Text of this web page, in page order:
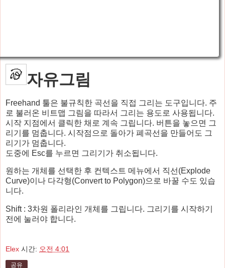
자유그림
Freehand 툴은 불규칙한 곡선을 직접 그리는 도구입니다. 주
로 불러온 비트맵 그림을 따라서 그리는 용도로 사용됩니다.
시작 지점에서 클릭한 채로 계속 그립니다. 버튼을 놓으면 그
리기를 멈춥니다. 시작점으로 돌아가 폐곡선을 만들어도 그
리기가 멈춥니다.
도중에 Esc를 누르면 그리기가 취소됩니다.
원하는 개체를 선택한 후 컨텍스트 메뉴에서 직선(Explode
Curve)이나 다각형(Convert to Polygon)으로 바꿀 수도 있습
니다.
Shift : 3차원 폴리라인 개체를 그립니다. 그리기를 시작하기
전에 눌러야 합니다.
Elex 시간: 오전 4:01
공유